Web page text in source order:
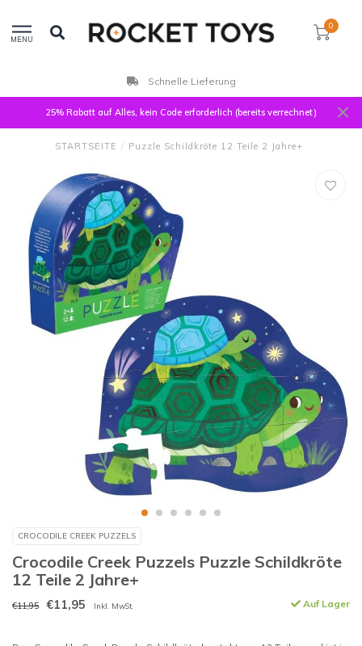
MENU
0
Schnelle Lieferung
25% Rabatt auf Alles, kein Code erforderlich (bereits verrechnet)
STARTSEITE / Puzzle Schildkröte 12 Teile 2 Jahre+
CROCODILE CREEK PUZZELS
Crocodile Creek Puzzels Puzzle Schildkröte
12 Teile 2 Jahre+
€11,95 €11,95 Inkl. MwSt. Auf Lager